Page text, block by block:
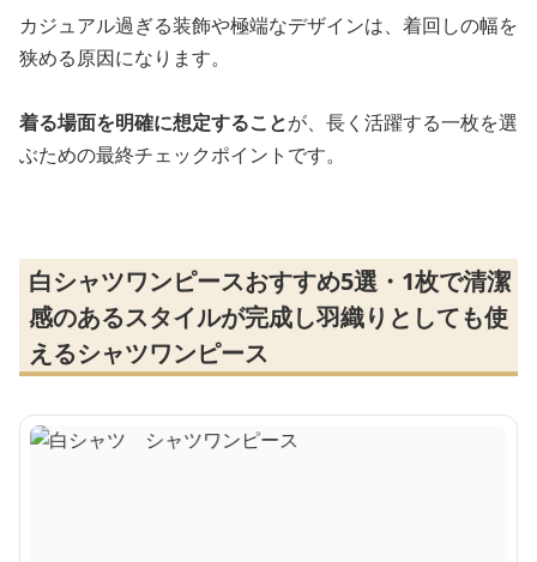
カジュアル過ぎる装飾や極端なデザインは、着回しの幅を
狭める原因になります。
着る場面を明確に想定することが、長く活躍する一枚を選
ぶための最終チェックポイントです。
白シャツワンピースおすすめ5選・1枚で清潔
感のあるスタイルが完成し羽織りとしても使
えるシャツワンピース